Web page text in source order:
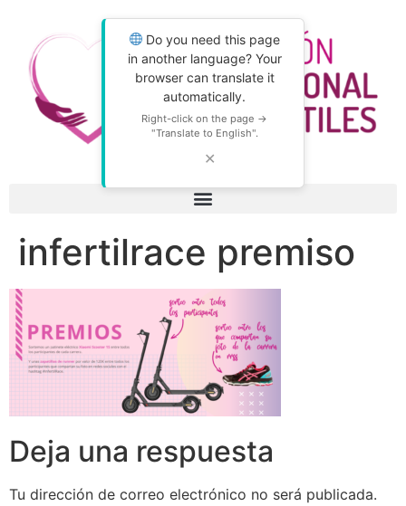
Do you need this page
in another language? Your
browser can translate it
automatically.
Right-click on the page →
"Translate to English".
✕
infertilrace premiso
Deja una respuesta
Tu dirección de correo electrónico no será publicada.